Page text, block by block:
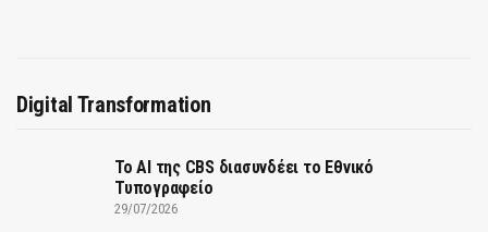
Digital Transformation
Το AI της CBS διασυνδέει το Εθνικό
Τυπογραφείο
29/07/2026